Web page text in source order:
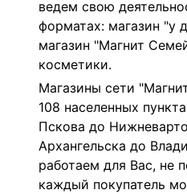
ведем свою
форматах: магазин "у
магазин "Магнит
косметики.
Магазины сети
108 населенных
Пскова до
Архангельска до
работаем для Вас, не
каждый покупатель